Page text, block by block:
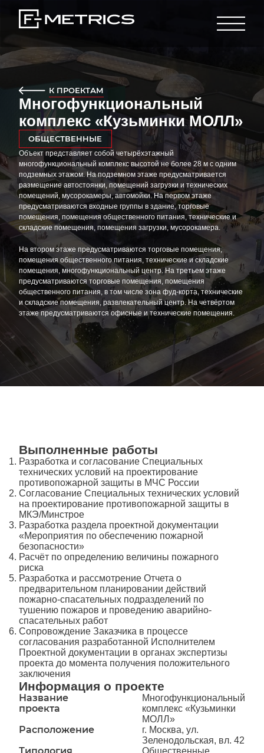
К ПРОЕКТАМ
Многофункциональный
комплекс «Кузьминки МОЛЛ»
ОБЩЕСТВЕННЫЕ
Объект представляет собой четырёхэтажный
многофункциональный комплекс высотой не более 28 м с одним
подземных этажом. На подземном этаже предусматривается
размещение автостоянки, помещений загрузки и технических
помещений, мусорокамеры, автомойки. На первом этаже
предусматриваются входные группы в здание, торговые
помещения, помещения общественного питания, технические и
складские помещения, помещения загрузки, мусорокамера.
На втором этаже предусматриваются торговые помещения,
помещения общественного питания, технические и складские
помещения, многофункциональный центр. На третьем этаже
предусматриваются торговые помещения, помещения
общественного питания, в том числе зона фуд-корта, технические
и складские помещения, развлекательный центр. На четвёртом
этаже предусматриваются офисные и технические помещения.
Выполненные работы
Разработка и согласование Специальных
технических условий на проектирование
противопожарной защиты в МЧС России
Согласование Специальных технических условий
на проектирование противопожарной защиты в
МКЭ/Минстрое
Разработка раздела проектной документации
«Мероприятия по обеспечению пожарной
безопасности»
Расчёт по определению величины пожарного
риска
Разработка и рассмотрение Отчета о
предварительном планировании действий
пожарно-спасательных подразделений по
тушению пожаров и проведению аварийно-
спасательных работ
Сопровождение Заказчика в процессе
согласования разработанной Исполнителем
Проектной документации в органах экспертизы
проекта до момента получения положительного
заключения
Информация о проекте
Название
проекта
Многофункциональный
комплекс «Кузьминки
МОЛЛ»
Расположение
г. Москва, ул.
Зеленодольская, вл. 42